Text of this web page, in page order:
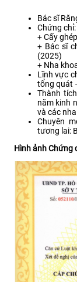
Bác sĩ
Chứng chỉ:
+ Cấy
+ Bác sĩ
(2025)
+ Nha
Lĩnh vực
tổng quát
Thành
năm kinh
và các
Chuyên
tương lai:
Hình ảnh Chứng